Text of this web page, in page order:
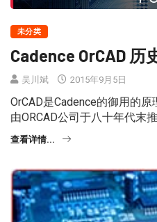
未分类
Cadence OrCAD 历
吴川斌 2015年9月5日
OrCAD是Cadence的御用的
由ORCAD公司于八十年代末
查看详情...